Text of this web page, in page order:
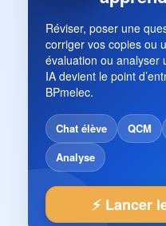
Réviser, poser une
corriger vos copies ou
évaluation ou analyser
IA devient le point
BPmelec.
Chat élève QCM
Analyse
⚡ Lancer